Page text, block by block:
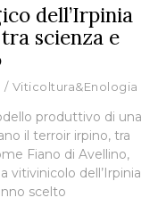
dell’Irpinia
scienza e
/ Viticoltura&Enologia
produttivo di una
il terroir irpino, tra
Fiano di Avellino,
vitivinicolo dell’Irpinia
scelto